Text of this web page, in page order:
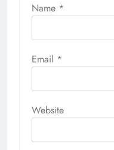
Name *
Email *
Website